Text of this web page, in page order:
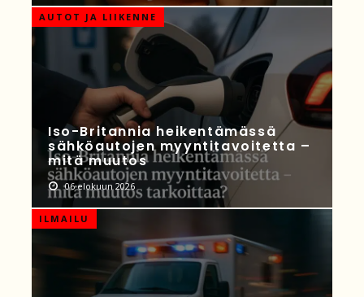
AUTOT JA LIIKENNE
Iso-Britannia heikentämässä
sähköautojen myyntitavoitetta –
mitä muutos
06 elokuun 2026
ILMAILU